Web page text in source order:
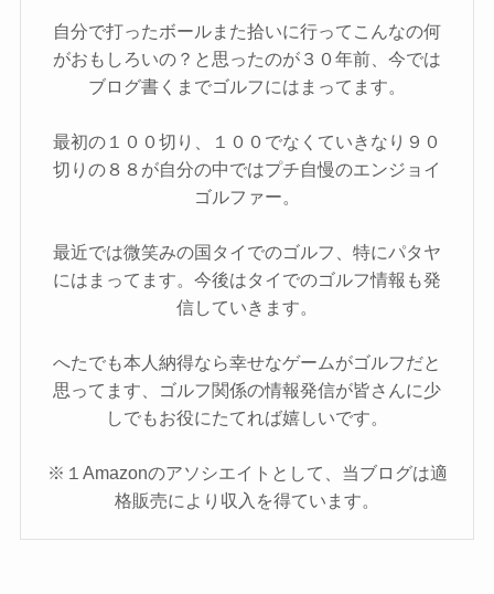
自分で打ったボールまた拾いに行ってこんなの何
がおもしろいの？と思ったのが３０年前、今では
ブログ書くまでゴルフにはまってます。
最初の１００切り、１００でなくていきなり９０
切りの８８が自分の中ではプチ自慢のエンジョイ
ゴルファー。
最近では微笑みの国タイでのゴルフ、特にパタヤ
にはまってます。今後はタイでのゴルフ情報も発
信していきます。
へたでも本人納得なら幸せなゲームがゴルフだと
思ってます、ゴルフ関係の情報発信が皆さんに少
しでもお役にたてれば嬉しいです。
※１Amazonのアソシエイトとして、当ブログは適
格販売により収入を得ています。